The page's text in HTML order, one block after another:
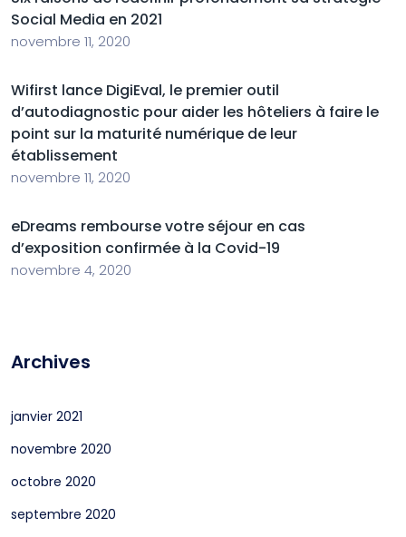
Social Media en 2021
novembre 11, 2020
Wifirst lance DigiEval, le premier outil
d’autodiagnostic pour aider les hôteliers à faire le
point sur la maturité numérique de leur
établissement
novembre 11, 2020
eDreams rembourse votre séjour en cas
d’exposition confirmée à la Covid-19
novembre 4, 2020
Archives
janvier 2021
novembre 2020
octobre 2020
septembre 2020